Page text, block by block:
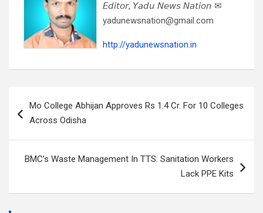
𝘌𝘥𝘪𝘵𝘰𝘳, 𝘠𝘢𝘥𝘶 𝘕𝘦𝘸𝘴 𝘕𝘢𝘵𝘪𝘰𝘯 ✉
yadunewsnation@gmail.com
http://yadunewsnation.in
navigation
Mo College Abhijan Approves Rs 1.4 Cr. For 10 Colleges
Across Odisha
BMC’s Waste Management In TTS: Sanitation Workers
Lack PPE Kits